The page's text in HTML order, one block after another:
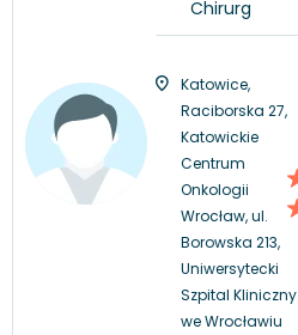
Chirurg
Katowice,
Raciborska 27,
Katowickie
Centrum
Onkologii
Wrocław, ul.
Borowska 213,
Uniwersytecki
Szpital Kliniczny
we Wrocławiu